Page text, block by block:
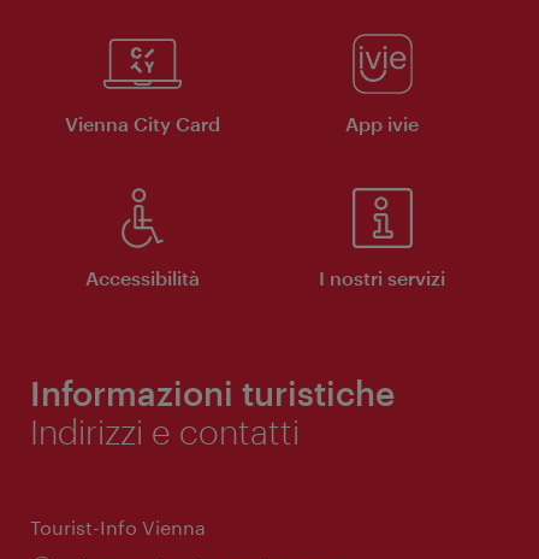
Vienna City Card App ivie
Accessibilità I nostri servizi
Informazioni turistiche
Indirizzi e contatti
Tourist-Info Vienna